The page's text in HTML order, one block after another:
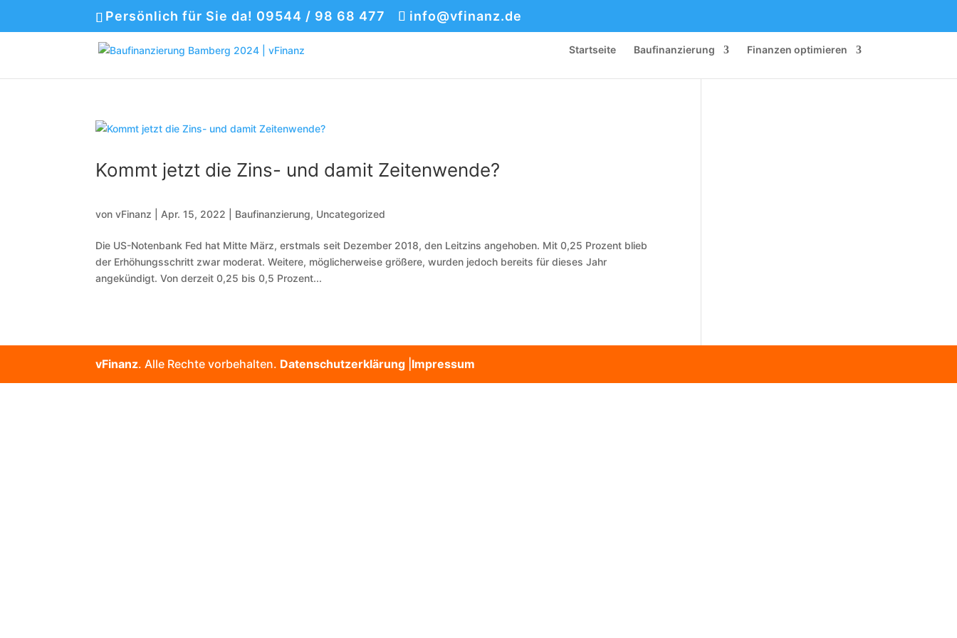
Persönlich für Sie da! 09544 / 98 68 477 info@vfinanz.de
Startseite Baufinanzierung Finanzen optimieren
Kommt jetzt die Zins- und damit Zeitenwende?
vonvFinanz Apr. 15, 2022 Baufinanzierung, Uncategorized
Die US-Notenbank Fed hat Mitte März, erstmals seit Dezember 2018, den Leitzins angehoben. Mit 0,25 Prozent blieb
der Erhöhungsschritt zwar moderat. Weitere, möglicherweise größere, wurden jedoch bereits für dieses Jahr
angekündigt. Von derzeit 0,25 bis 0,5 Prozent...
vFinanz. Alle Rechte vorbehalten. Datenschutzerklärung Impressum